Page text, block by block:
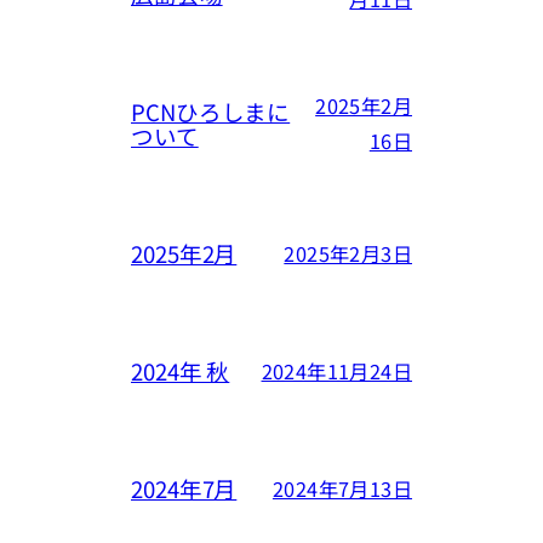
PCNひろしまに
ついて
2025年2月
16日
2025年2月 2025年2月3日
2024年 秋 2024年11月24日
2024年7月 2024年7月13日